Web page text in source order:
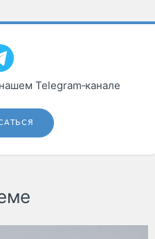
Telegram‑канале